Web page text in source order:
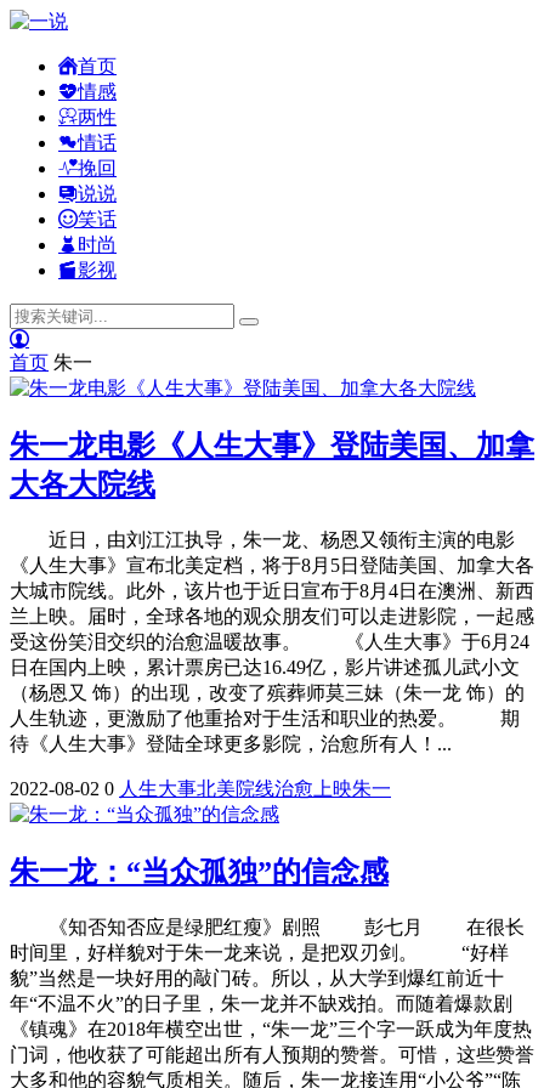
首页
情感
两性
情话
挽回
说说
笑话
时尚
影视
首页 朱一
朱一龙电影《人生大事》登陆美国、加拿
大各大院线
近日，由刘江江执导，朱一龙、杨恩又领衔主演的电影
《人生大事》宣布北美定档，将于8月5日登陆美国、加拿大各
大城市院线。此外，该片也于近日宣布于8月4日在澳洲、新西
兰上映。届时，全球各地的观众朋友们可以走进影院，一起感
受这份笑泪交织的治愈温暖故事。 《人生大事》于6月24
日在国内上映，累计票房已达16.49亿，影片讲述孤儿武小文
（杨恩又 饰）的出现，改变了殡葬师莫三妹（朱一龙 饰）的
人生轨迹，更激励了他重拾对于生活和职业的热爱。 期
待《人生大事》登陆全球更多影院，治愈所有人！...
2022-08-02 0 人生大事北美院线治愈 上映朱一
朱一龙：“当众孤独”的信念感
《知否知否应是绿肥红瘦》剧照 彭七月 在很长
时间里，好样貌对于朱一龙来说，是把双刃剑。 “好样
貌”当然是一块好用的敲门砖。所以，从大学到爆红前近十
年“不温不火”的日子里，朱一龙并不缺戏拍。而随着爆款剧
《镇魂》在2018年横空出世，“朱一龙”三个字一跃成为年度热
门词，他收获了可能超出所有人预期的赞誉。可惜，这些赞誉
大多和他的容貌气质相关。随后，朱一龙接连用“小公爷”“陈